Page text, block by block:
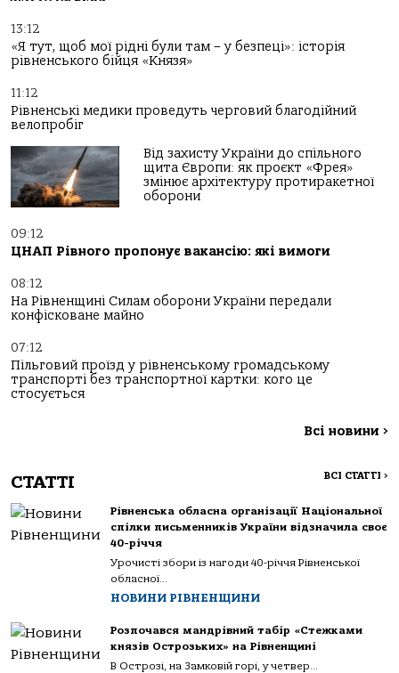
13:12
«Я тут, щоб мої рідні були там – у безпеці»: історія
рівненського бійця «Князя»
11:12
Рівненські медики проведуть черговий благодійний
велопробіг
Від захисту України до спільного
щита Європи: як проєкт «Фрея»
змінює архітектуру протиракетної
оборони
09:12
ЦНАП Рівного пропонує вакансію: які вимоги
08:12
На Рівненщині Силам оборони України передали
конфісковане майно
07:12
Пільговий проїзд у рівненському громадському
транспорті без транспортної картки: кого це
стосується
Всі новини >
СТАТТІ ВСІ СТАТТІ >
Рівненська обласна організації Національної
спілки письменників України відзначила своє
40-річчя
Урочисті збори із нагоди 40-річчя Рівненської
обласної...
НОВИНИ РІВНЕНЩИНИ
Розпочався мандрівний табір «Стежками
князів Острозьких» на Рівненщині
В Острозі, на Замковій горі, у четвер...